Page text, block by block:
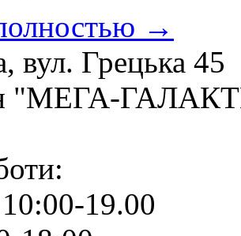
→
вул. Грецька 45
"МЕГА-
19.00